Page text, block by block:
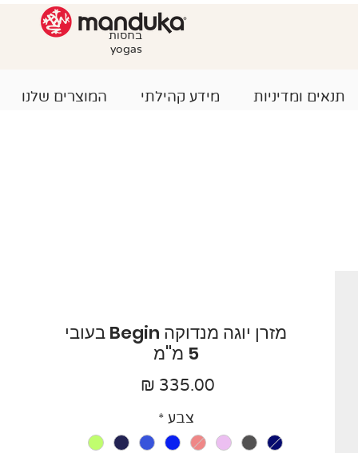
בחסות
yogas
המוצרים שלנו מידע קהילתי תנאים ומדיניות
מזרן יוגה מנדוקה Begin בעובי
5 מ"מ
צבע *